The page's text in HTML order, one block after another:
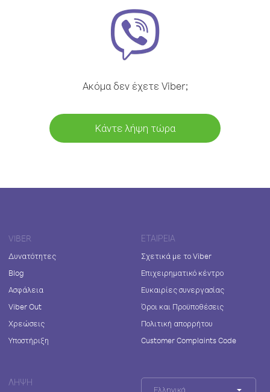
Ακόμα δεν έχετε Viber;
Κάντε λήψη τώρα
VIBER
Δυνατότητες
Blog
Ασφάλεια
Viber Out
Χρεώσεις
Υποστήριξη
ΕΤΑΙΡΕΊΑ
Σχετικά με το Viber
Επιχειρηματικό κέντρο
Ευκαιρίες συνεργασίας
Όροι και Προϋποθέσεις
Πολιτική απορρήτου
Customer Complaints Code
ΛΉΨΗ
Ελληνικά